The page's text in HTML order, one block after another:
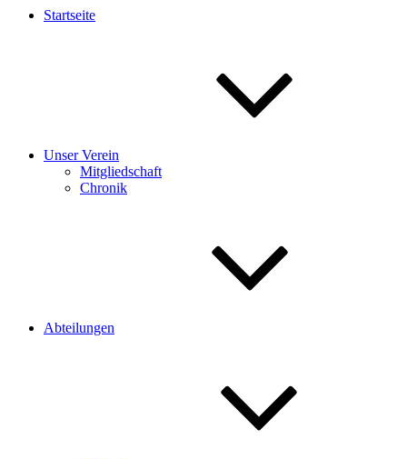
Startseite
Unser Verein
Mitgliedschaft
Chronik
Abteilungen